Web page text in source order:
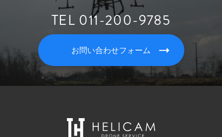
TEL 011-200-9785
お問い合わせフォーム